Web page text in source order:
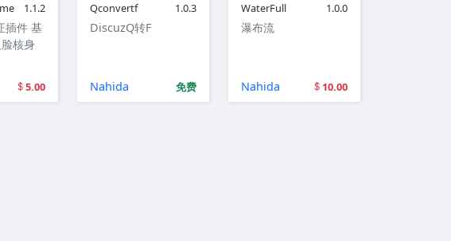
1.1.2
插件 基
核身
5.00
Qconvertf 1.0.3
DiscuzQ转F
Nahida 免费
WaterFull 1.0.0
瀑布流
Nahida 10.00